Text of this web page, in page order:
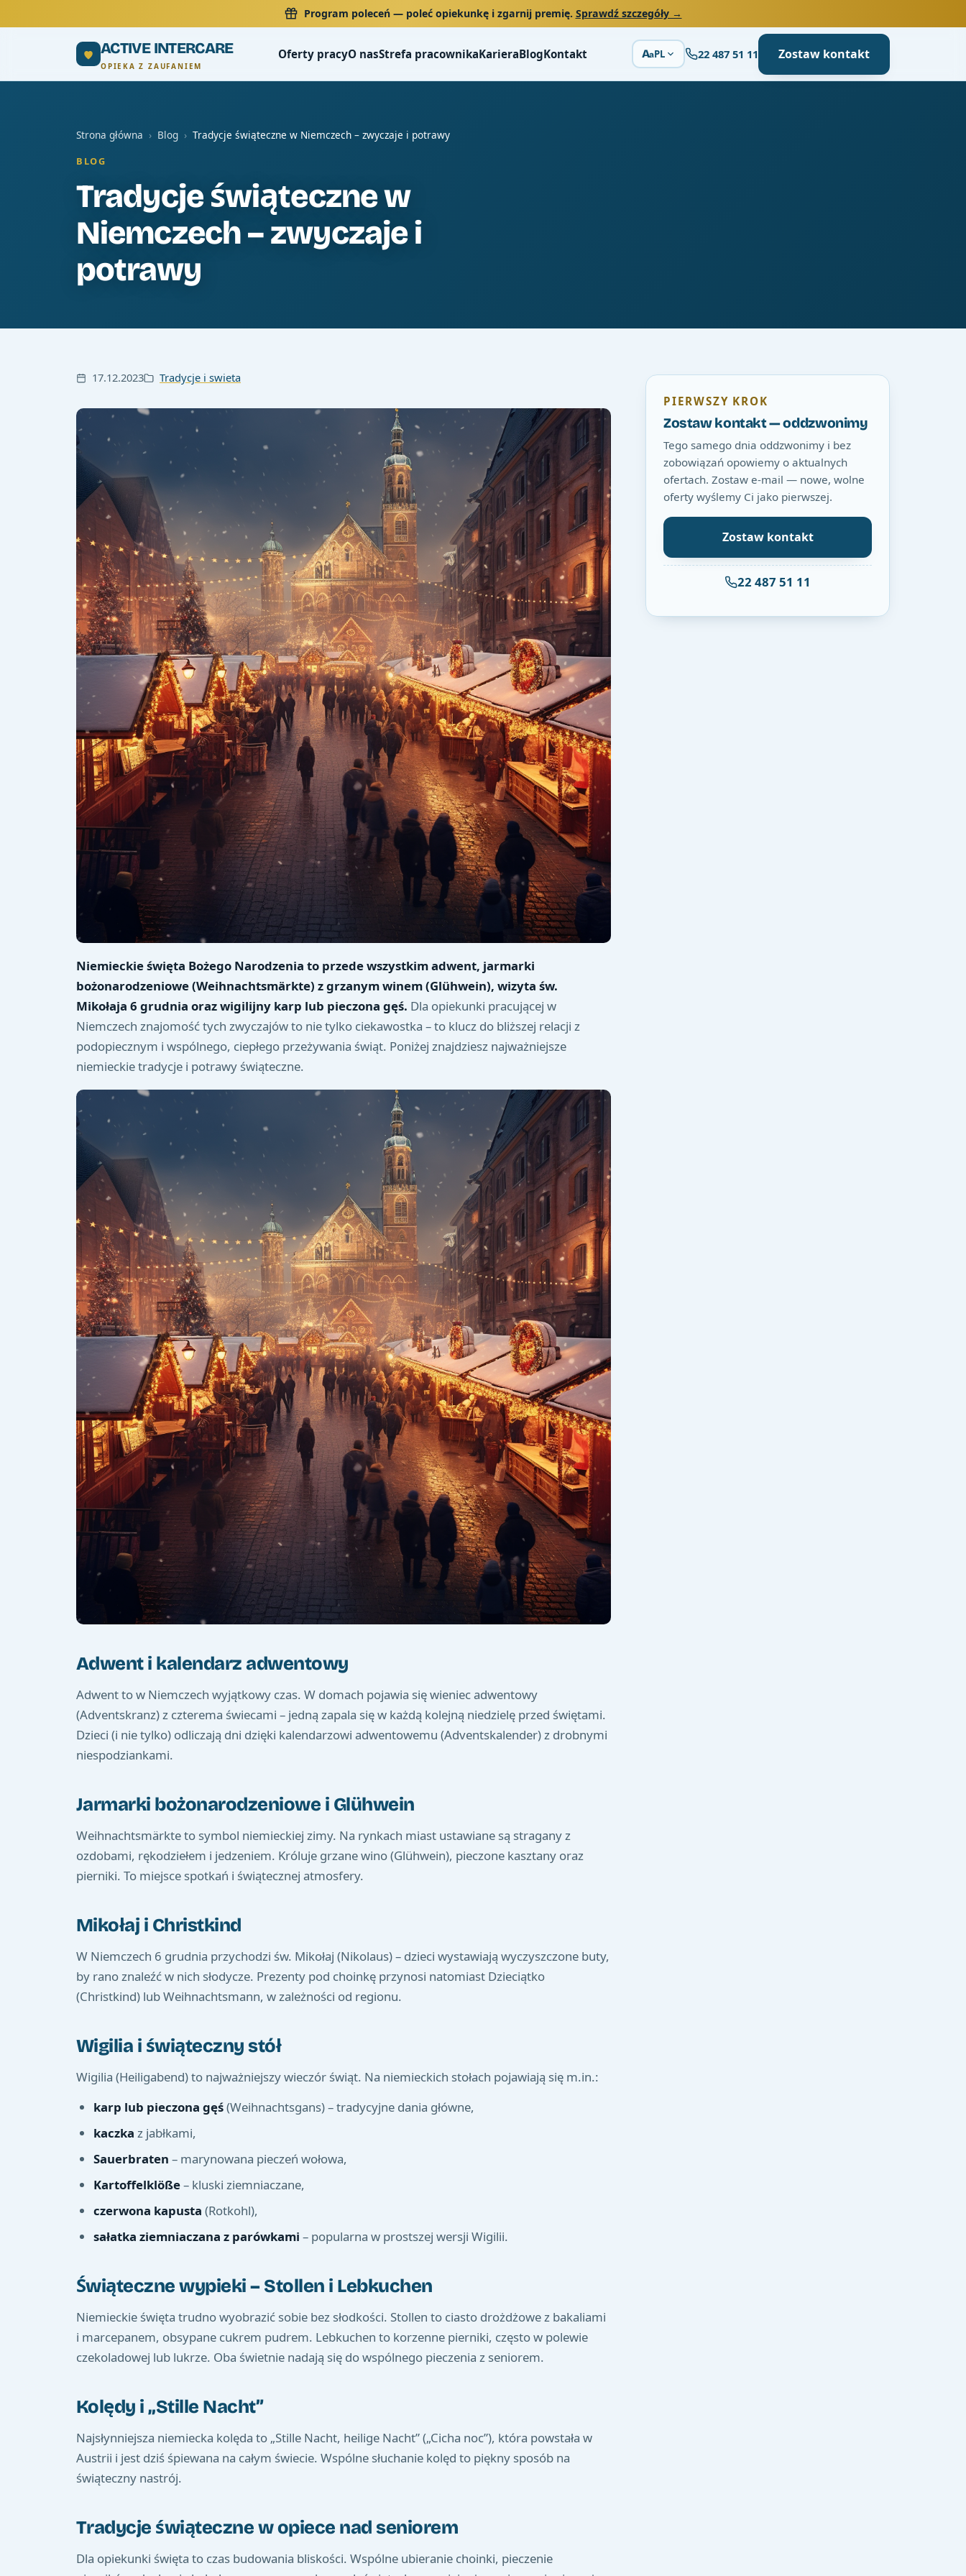
Program poleceń— poleć opiekunkę i zgarnij premię. Sprawdź szczegóły →
ACTIVE INTERCARE
OPIEKA Z ZAUFANIEM
Oferty pracyO nasStrefa pracownikaKarieraBlogKontakt AaPL 22 487 51 11 Zostaw kontakt
Strona główna › Blog › Tradycje świąteczne w Niemczech – zwyczaje i potrawy
BLOG
Tradycje świąteczne w
Niemczech – zwyczaje i
potrawy
17.12.2023 Tradycje i swieta
Niemieckie święta Bożego Narodzenia to przede wszystkim adwent, jarmarki
bożonarodzeniowe (Weihnachtsmärkte) z grzanym winem (Glühwein), wizyta św.
Mikołaja 6 grudnia oraz wigilijny karp lub pieczona gęś. Dla opiekunki pracującej w
Niemczech znajomość tych zwyczajów to nie tylko ciekawostka – to klucz do bliższej relacji z
podopiecznym i wspólnego, ciepłego przeżywania świąt. Poniżej znajdziesz najważniejsze
niemieckie tradycje i potrawy świąteczne.
Adwent i kalendarz adwentowy
Adwent to w Niemczech wyjątkowy czas. W domach pojawia się wieniec adwentowy
(Adventskranz) z czterema świecami – jedną zapala się w każdą kolejną niedzielę przed świętami.
Dzieci (i nie tylko) odliczają dni dzięki kalendarzowi adwentowemu (Adventskalender) z drobnymi
niespodziankami.
Jarmarki bożonarodzeniowe i Glühwein
Weihnachtsmärkte to symbol niemieckiej zimy. Na rynkach miast ustawiane są stragany z
ozdobami, rękodziełem i jedzeniem. Króluje grzane wino (Glühwein), pieczone kasztany oraz
pierniki. To miejsce spotkań i świątecznej atmosfery.
Mikołaj i Christkind
W Niemczech 6 grudnia przychodzi św. Mikołaj (Nikolaus) – dzieci wystawiają wyczyszczone buty,
by rano znaleźć w nich słodycze. Prezenty pod choinkę przynosi natomiast Dzieciątko
(Christkind) lub Weihnachtsmann, w zależności od regionu.
Wigilia i świąteczny stół
Wigilia (Heiligabend) to najważniejszy wieczór świąt. Na niemieckich stołach pojawiają się m.in.:
karp lub pieczona gęś(Weihnachtsgans) – tradycyjne dania główne,
kaczka z jabłkami,
Sauerbraten – marynowana pieczeń wołowa,
Kartoffelklöße– kluski ziemniaczane,
czerwona kapusta (Rotkohl),
sałatka ziemniaczana z parówkami – popularna w prostszej wersji Wigilii.
Świąteczne wypieki – Stollen i Lebkuchen
Niemieckie święta trudno wyobrazić sobie bez słodkości. Stollen to ciasto drożdżowe z bakaliami
i marcepanem, obsypane cukrem pudrem. Lebkuchen to korzenne pierniki, często w polewie
czekoladowej lub lukrze. Oba świetnie nadają się do wspólnego pieczenia z seniorem.
Kolędy i „Stille Nacht”
Najsłynniejsza niemiecka kolęda to „Stille Nacht, heilige Nacht” („Cicha noc”), która powstała w
Austrii i jest dziś śpiewana na całym świecie. Wspólne słuchanie kolęd to piękny sposób na
świąteczny nastrój.
Tradycje świąteczne w opiece nad seniorem
Dla opiekunki święta to czas budowania bliskości. Wspólne ubieranie choinki, pieczenie
PIERWSZY KROK
Zostaw kontakt — oddzwonimy
Tego samego dnia oddzwonimy i bez
zobowiązań opowiemy o aktualnych
ofertach. Zostaw e-mail — nowe, wolne
oferty wyślemy Ci jako pierwszej.
Zostaw kontakt
22 487 51 11